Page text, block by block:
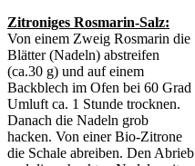
Zitroniges Rosmarin-Salz:
Von einem Zweig Rosmarin die
Blätter (Nadeln) abstreifen
(ca.30 g) und auf einem
Backblech im Ofen bei 60 Grad
Umluft ca. 1 Stunde trocknen.
Danach die Nadeln grob
hacken. Von einer Bio-Zitrone
die Schale abreiben. Den Abrieb